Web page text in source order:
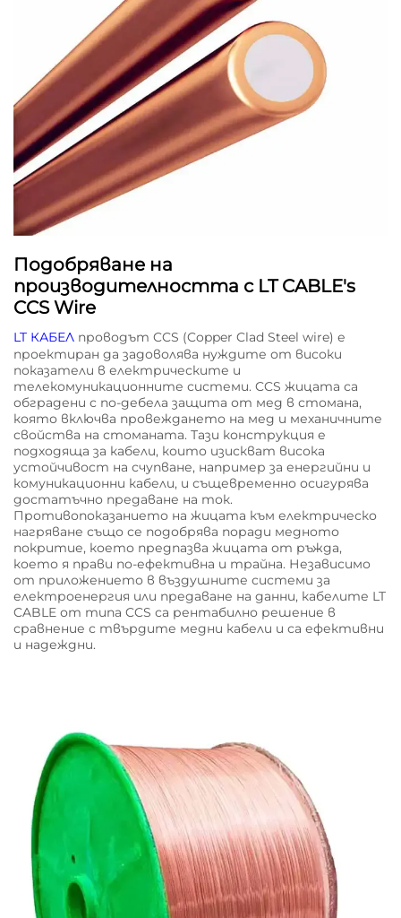
Подобряване на
производителността с LT CABLE's
CCS Wire
LT КАБЕЛ проводът CCS (Copper Clad Steel wire) е
проектиран да задоволява нуждите от високи
показатели в електрическите и
телекомуникационните системи. CCS жицата са
обградени с по-дебела защита от мед в стомана,
която включва провеждането на мед и механичните
свойства на стоманата. Тази конструкция е
подходяща за кабели, които изискват висока
устойчивост на счупване, например за енергийни и
комуникационни кабели, и същевременно осигурява
достатъчно предаване на ток.
Противопоказанието на жицата към електрическо
нагряване също се подобрява поради медното
покритие, което предпазва жицата от ръжда,
което я прави по-ефективна и трайна. Независимо
от приложението в въздушните системи за
електроенергия или предаване на данни, кабелите LT
CABLE от типа CCS са рентабилно решение в
сравнение с твърдите медни кабели и са ефективни
и надеждни.